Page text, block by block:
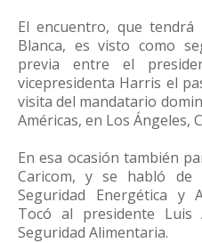
El encuentro, que
Blanca, es visto como
previa entre el
vicepresidenta Harris el
visita del mandatario
Américas, en Los Ángeles,
En esa ocasión también
Caricom, y se habló de
Seguridad Energética y
Tocó al presidente
Seguridad Alimentaria.